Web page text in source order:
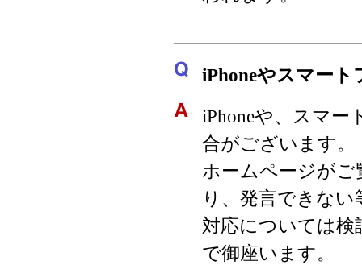
iPhoneやスマー
iPhoneや、スマー
合がございます。
ホームページが
り、発言できな
対応については検
で御座います。